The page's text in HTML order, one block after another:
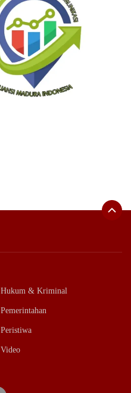
Hukum & Kriminal
Pemerintahan
Peristiwa
Video